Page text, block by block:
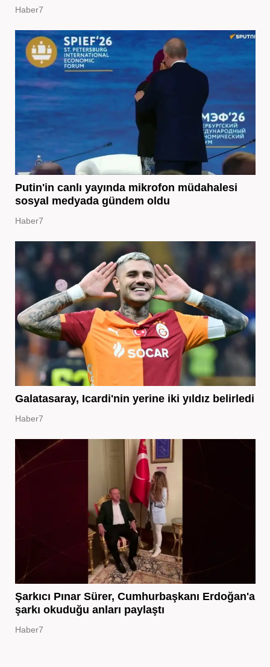
Haber7
Putin'in canlı yayında mikrofon müdahalesi
sosyal medyada gündem oldu
Haber7
Galatasaray, Icardi'nin yerine iki yıldız belirledi
Haber7
Şarkıcı Pınar Sürer, Cumhurbaşkanı Erdoğan'a
şarkı okuduğu anları paylaştı
Haber7